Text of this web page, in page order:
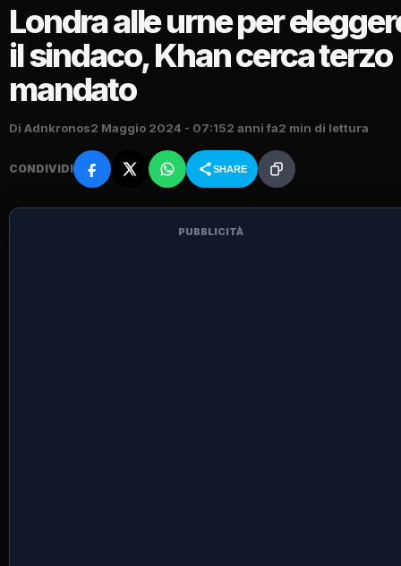
Londra alle urne per
il sindaco, Khan cerca terzo
mandato
Di Adnkronos2 Maggio 2024 - 07:152 anni fa2 min di lettura
CONDIVIDI SHARE
PUBBLICITÀ